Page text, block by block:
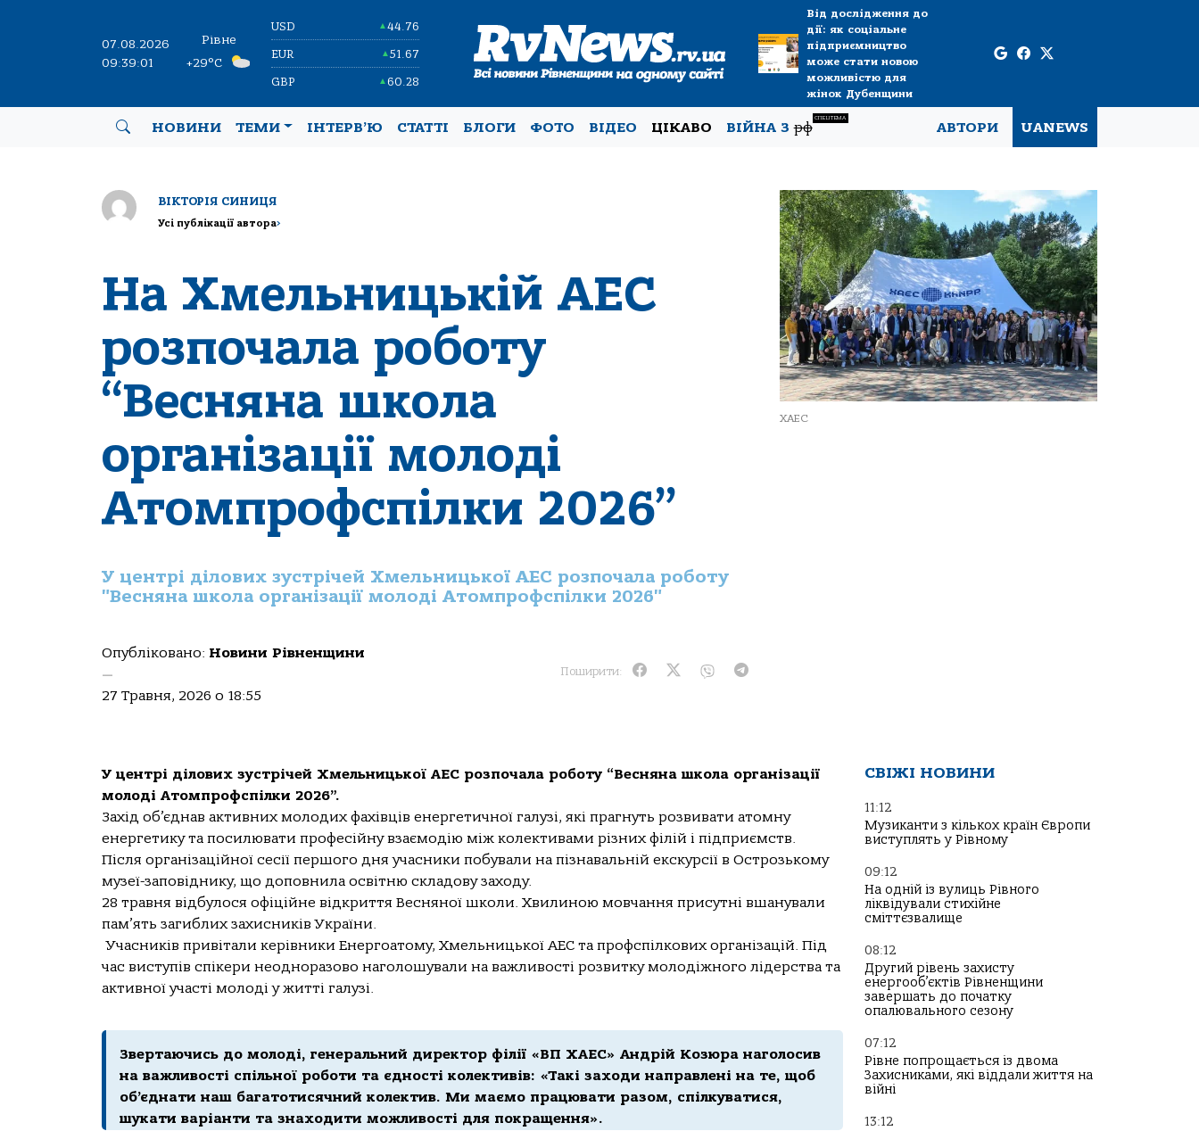
07.08.2026
09:39:01
Рівне
+29°C
USD ▲44.76
EUR ▲51.67
GBP ▲60.28
Від дослідження до
дії: як соціальне
підприємництво
може стати новою
можливістю для
жінок Дубенщини
НОВИНИ ТЕМИ ІНТЕРВ’Ю СТАТТІ БЛОГИ ФОТО ВІДЕО ЦІКАВО ВІЙНА Зрф
СПЕЦТЕМА
АВТОРИ UANEWS
ВІКТОРІЯ СИНИЦЯ
Усі публікації автора>
На Хмельницькій АЕС
розпочала роботу
“Весняна школа
організації молоді
Атомпрофспілки 2026”
У центрі ділових зустрічей Хмельницької АЕС розпочала роботу
"Весняна школа організації молоді Атомпрофспілки 2026"
Опубліковано: Новини Рівненщини
—
27 Травня, 2026 о 18:55
Поширити:
ХАЕС
У центрі ділових зустрічей Хмельницької АЕС розпочала роботу “Весняна школа організації
молоді Атомпрофспілки 2026”.
Захід об’єднав активних молодих фахівців енергетичної галузі, які прагнуть розвивати атомну
енергетику та посилювати професійну взаємодію між колективами різних філій і підприємств.
Після організаційної сесії першого дня учасники побували на пізнавальній екскурсії в Острозькому
музеї-заповіднику, що доповнила освітню складову заходу.
28 травня відбулося офіційне відкриття Весняної школи. Хвилиною мовчання присутні вшанували
пам’ять загиблих захисників України.
Учасників привітали керівники Енергоатому, Хмельницької АЕС та профспілкових організацій. Під
час виступів спікери неодноразово наголошували на важливості розвитку молодіжного лідерства та
активної участі молоді у житті галузі.
Звертаючись до молоді, генеральний директор філії «ВП ХАЕС» Андрій Козюра наголосив
на важливості спільної роботи та єдності колективів: «Такі заходи направлені на те, щоб
об’єднати наш багатотисячний колектив. Ми маємо працювати разом, спілкуватися,
шукати варіанти та знаходити можливості для покращення».
СВІЖІ НОВИНИ
11:12
Музиканти з кількох країн Європи
виступлять у Рівному
09:12
На одній із вулиць Рівного
ліквідували стихійне
сміттєзвалище
08:12
Другий рівень захисту
енергооб’єктів Рівненщини
завершать до початку
опалювального сезону
07:12
Рівне попрощається із двома
Захисниками, які віддали життя на
війні
13:12